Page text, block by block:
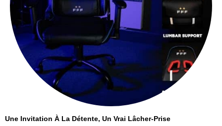
Une Invitation À La Détente, Un Vrai Lâcher-Prise